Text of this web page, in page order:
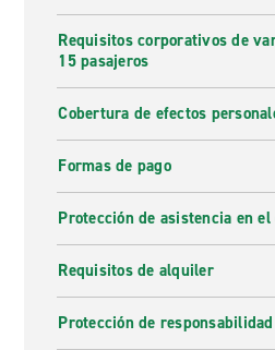
Requisitos corporativos de
15 pasajeros
Cobertura de efectos
Formas de pago
Protección de asistencia en el
Requisitos de alquiler
Protección de